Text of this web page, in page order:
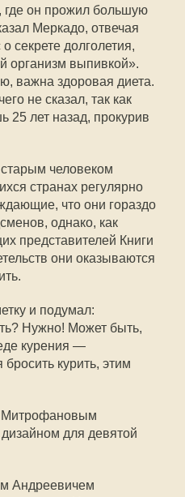
где он прожил большую
Меркадо, отвечая
секрете долголетия,
организм выпивкой».
важна здоровая диета.
не сказал, так как
25 лет назад, прокурив
человеком
странах регулярно
что они гораздо
однако, как
представителей Книги
они оказываются
и подумал:
Нужно! Может быть,
курения —
курить, этим
для девятой
Андреевичем